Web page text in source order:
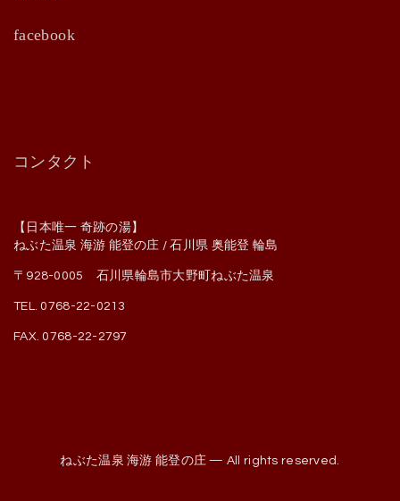
facebook
コンタクト
【日本唯一 奇跡の湯】
ねぶた温泉 海游 能登の庄 / 石川県 奥能登 輪島
〒928-0005 石川県輪島市大野町ねぶた温泉
TEL. 0768-22-0213
FAX. 0768-22-2797
ねぶた温泉 海游 能登の庄 — All rights reserved.